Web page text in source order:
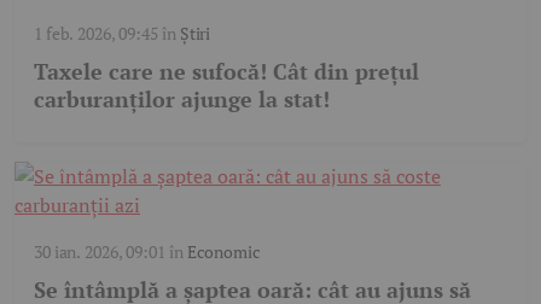
1 feb. 2026, 09:45 în Știri
Taxele care ne sufocă! Cât din prețul
carburanților ajunge la stat!
30 ian. 2026, 09:01 în Economic
Se întâmplă a șaptea oară: cât au ajuns să